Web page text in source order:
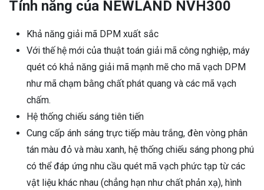
Tính năng của NEWLAND NVH300
Khả năng giải mã DPM xuất sắc
Với thế hệ mới của thuật toán giải mã công nghiệp, máy
quét có khả năng giải mã mạnh mẽ cho mã vạch DPM
như mã chạm bằng chất phát quang và các mã vạch
chấm.
Hệ thống chiếu sáng tiên tiến
Cung cấp ánh sáng trực tiếp màu trắng, đèn vòng phân
tán màu đỏ và màu xanh, hệ thống chiếu sáng phong phú
có thể đáp ứng nhu cầu quét mã vạch phức tạp từ các
vật liệu khác nhau (chẳng hạn như chất phản xạ), hình